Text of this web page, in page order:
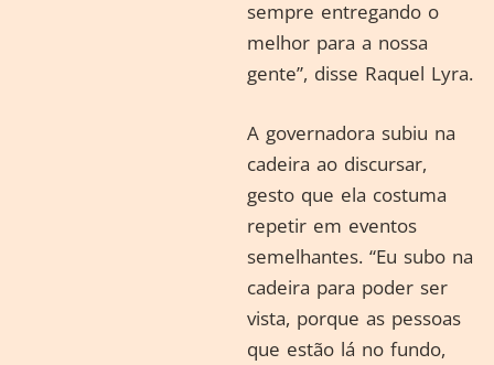
sempre entregando o
melhor para a nossa
gente”, disse Raquel Lyra.
A governadora subiu na
cadeira ao discursar,
gesto que ela costuma
repetir em eventos
semelhantes. “Eu subo na
cadeira para poder ser
vista, porque as pessoas
que estão lá no fundo,